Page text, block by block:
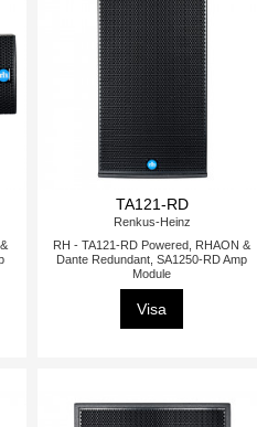
TA121-RD
Renkus-Heinz
RH - TA121-RD Powered, RHAON &
Dante Redundant, SA1250-RD Amp
Module
Visa